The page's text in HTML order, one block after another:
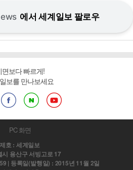
에서 세계일보 팔로우
면보다 빠르게!
보를 만나보세요
PC 화면
제호 : 세계일보
시 용산구 서빙고로 17
| 등록일(발행일) : 2015년 11월 2일